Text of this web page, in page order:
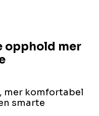
mer
mer komfortabel
smarte